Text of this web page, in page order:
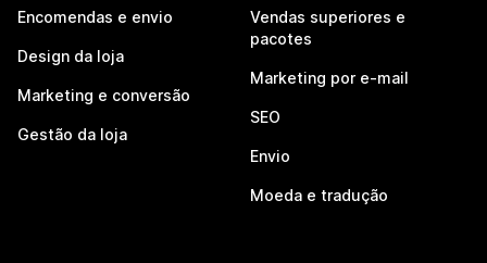
Encomendas e envio
Design da loja
Marketing e conversão
Gestão da loja
Vendas superiores e
pacotes
Marketing por e-mail
SEO
Envio
Moeda e tradução